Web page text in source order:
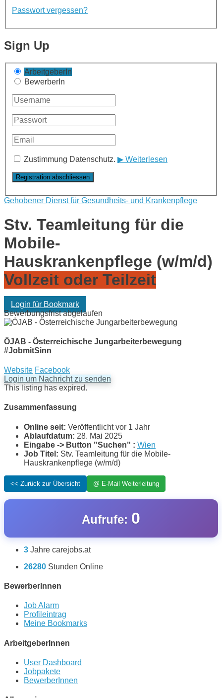
Passwort vergessen?
Sign Up
ArbeitgeberIn
BewerberIn
Zustimmung Datenschutz. ▶ Weiterlesen
Gehobener Dienst für Gesundheits- und Krankenpflege
Stv. Teamleitung für die
Mobile-
Hauskrankenpflege (w/m/d)
Vollzeit oder Teilzeit
Login für Bookmark
Bewerbungsfrist abgelaufen
ÖJAB - Österreichische Jungarbeiterbewegung
#JobmitSinn
Website Facebook
Login um Nachricht zu senden
This listing has expired.
Zusammenfassung
Online seit: Veröffentlicht vor 1 Jahr
Ablaufdatum: 28. Mai 2025
Eingabe -> Button "Suchen" : Wien
Job Titel: Stv. Teamleitung für die Mobile-
Hauskrankenpflege (w/m/d)
Aufrufe: 0
3 Jahre carejobs.at
26280 Stunden Online
BewerberInnen
Job Alarm
Profileintrag
Meine Bookmarks
ArbeitgeberInnen
User Dashboard
Jobpakete
BewerberInnen